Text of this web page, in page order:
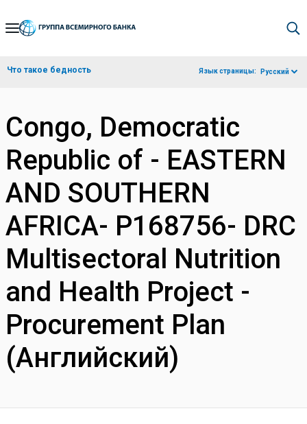
Skip
Navigation
Что такое бедность Язык страницы: Русский
Congo, Democratic
Republic of - EASTERN
AND SOUTHERN
AFRICA- P168756- DRC
Multisectoral Nutrition
and Health Project -
Procurement Plan
(Английский)